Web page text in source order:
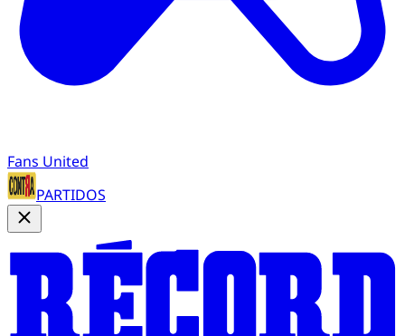
Fans United
PARTIDOS